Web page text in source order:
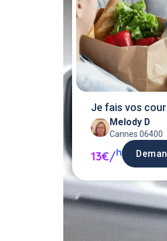
Je fais vos
livresMelody D
Cannes 06400
13€/h